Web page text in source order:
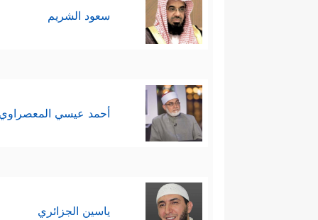
قد ميَّزَ بين الطريقَين: طريق
ٱللَّهُۚ إِنَّ ٱللَّهَ كَانَ عَلِیمًا حَكِیمࣰا
سعود الشريم
أحمد عيسي المعصراوي
ياسين الجزائري